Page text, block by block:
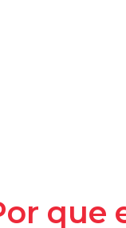
que